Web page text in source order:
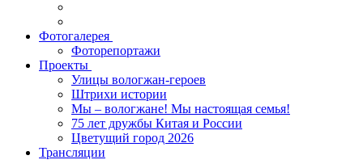
Фотогалерея
Фоторепортажи
Проекты
Улицы вологжан-героев
Штрихи истории
Мы – вологжане! Мы настоящая семья!
75 лет дружбы Китая и России
Цветущий город 2026
Трансляции